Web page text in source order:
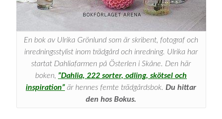
En bok av Ulrika Grönlund som är skribent, fotograf och
inredningsstylist inom trädgård och inredning. Ulrika har
startat Dahliafarmen på Österlen i Skåne. Den här
boken, ”Dahlia, 222 sorter, odling, skötsel och
inspiration” är hennes femte trädgårdsbok. Du hittar
den hos Bokus.